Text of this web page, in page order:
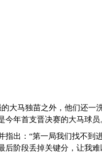
大马独苗之外，他们还一
年首支晋决赛的大马球员
指出：“第一局我们找不到
后阶段丢掉关键分，让我难